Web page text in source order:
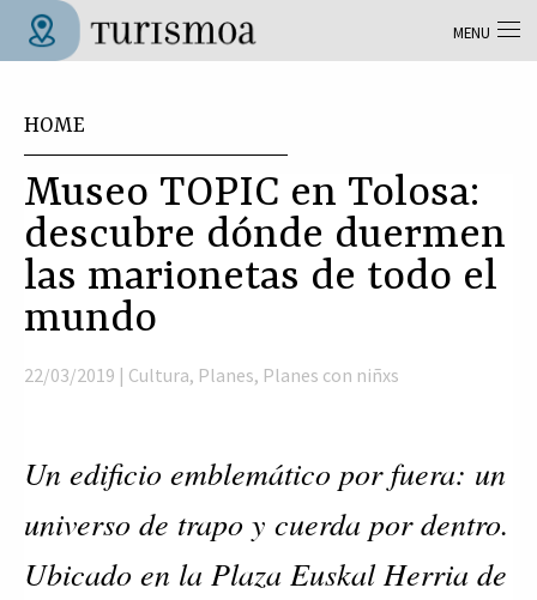
Skip to main content
HOME
Museo TOPIC en Tolosa:
descubre dónde duermen
las marionetas de todo el
mundo
22/03/2019 | Cultura, Planes, Planes con niñxs
Un edificio emblemático por fuera: un
universo de trapo y cuerda por dentro.
Ubicado en la Plaza Euskal Herria de
MENU